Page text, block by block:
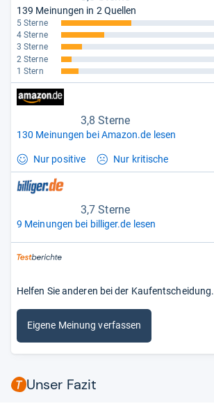
139 Meinungen in 2 Quellen
5 Sterne
4 Sterne
3 Sterne
2 Sterne
1 Stern
3,8 Sterne
130 Meinungen bei Amazon.de lesen
Nur positive Nur kritische
3,7 Sterne
9 Meinungen bei billiger.de lesen
Helfen Sie anderen bei der Kaufentscheidung.
Eigene Meinung verfassen
Unser Fazit